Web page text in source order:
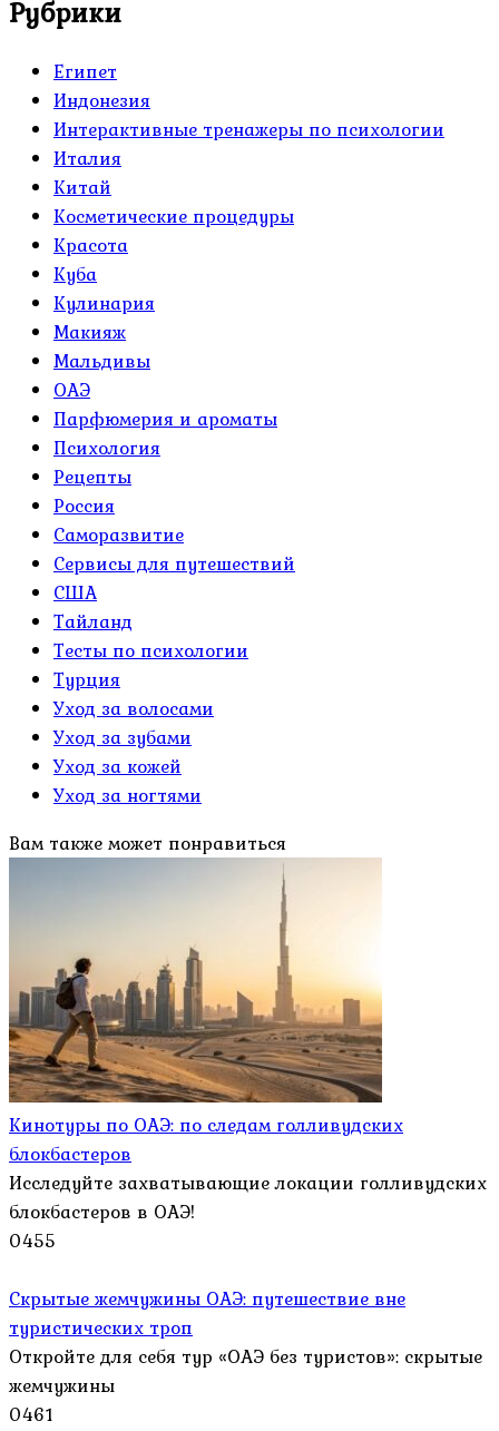
Рубрики
Египет
Индонезия
Интерактивные тренажеры по психологии
Италия
Китай
Косметические процедуры
Красота
Куба
Кулинария
Макияж
Мальдивы
ОАЭ
Парфюмерия и ароматы
Психология
Рецепты
Россия
Саморазвитие
Сервисы для путешествий
США
Тайланд
Тесты по психологии
Турция
Уход за волосами
Уход за зубами
Уход за кожей
Уход за ногтями
Вам также может понравиться
Кинотуры по ОАЭ: по следам голливудских
блокбастеров
Исследуйте захватывающие локации голливудских
блокбастеров в ОАЭ!
0455
Скрытые жемчужины ОАЭ: путешествие вне
туристических троп
Откройте для себя тур «ОАЭ без туристов»: скрытые
жемчужины
0461